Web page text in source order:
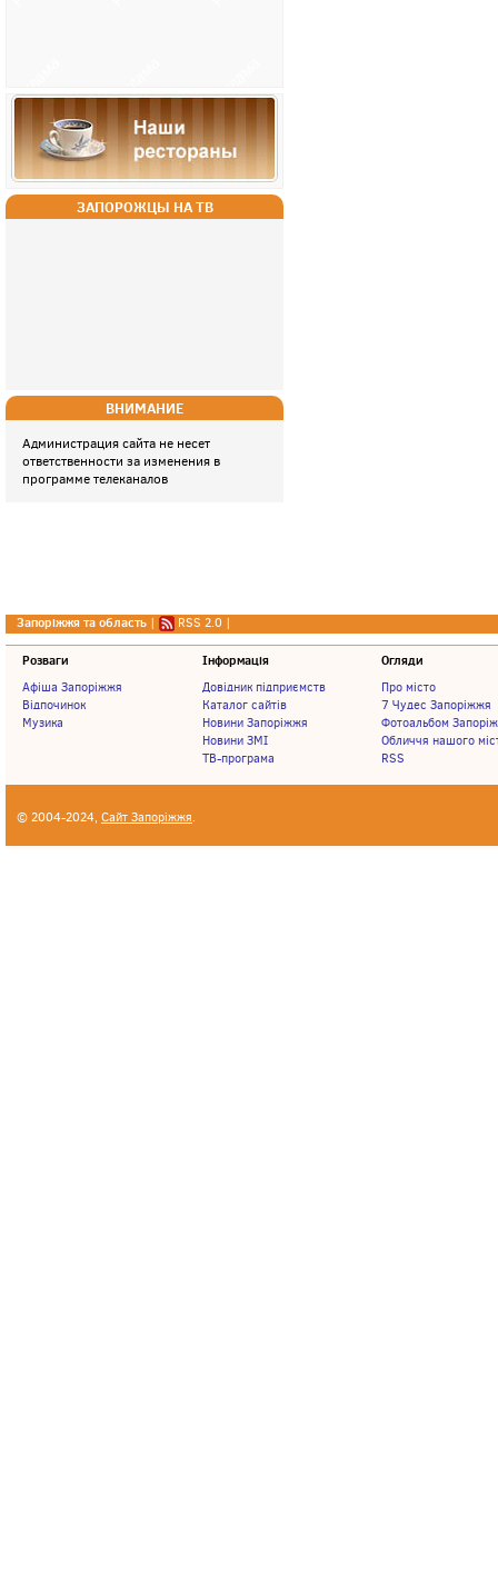
ЗАПОРОЖЦЫ НА ТВ
ВНИМАНИЕ
Администрация сайта не несет
ответственности за изменения в
программе телеканалов
Запоріжжя та область | RSS 2.0 |
Розваги
Афіша Запоріжжя
Відпочинок
Музика
Інформація
Довідник підприємств
Каталог сайтів
Новини Запоріжжя
Новини ЗМІ
ТВ-програма
Огляди
Про місто
7 Чудес Запоріжжя
Фотоальбом
Обличчя нашого
RSS
© 2004-2024, Сайт Запоріжжя.